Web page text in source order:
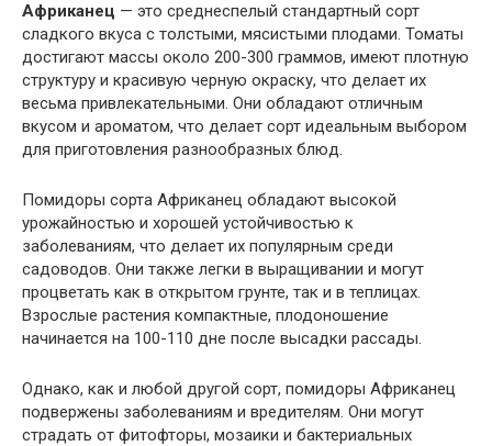
Африканец — это среднеспелый стандартный сорт
сладкого вкуса с толстыми, мясистыми плодами. Томаты
достигают массы около 200-300 граммов, имеют плотную
структуру и красивую черную окраску, что делает их
весьма привлекательными. Они обладают отличным
вкусом и ароматом, что делает сорт идеальным выбором
для приготовления разнообразных блюд.
Помидоры сорта Африканец обладают высокой
урожайностью и хорошей устойчивостью к
заболеваниям, что делает их популярным среди
садоводов. Они также легки в выращивании и могут
процветать как в открытом грунте, так и в теплицах.
Взрослые растения компактные, плодоношение
начинается на 100-110 дне после высадки рассады.
Однако, как и любой другой сорт, помидоры Африканец
подвержены заболеваниям и вредителям. Они могут
страдать от фитофторы, мозаики и бактериальных